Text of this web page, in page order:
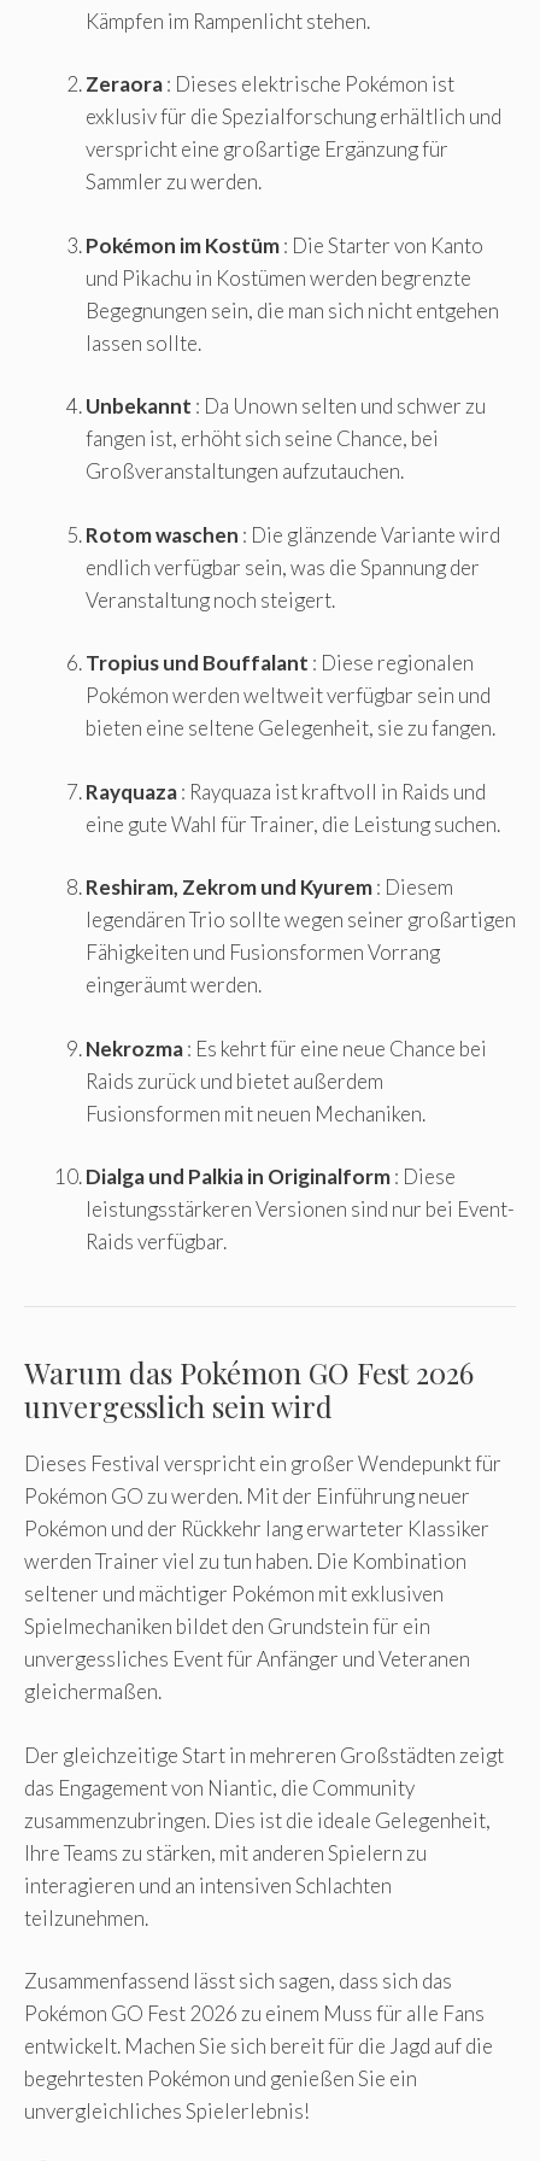
Kämpfen im Rampenlicht stehen.
Zeraora: Dieses elektrische Pokémon ist
exklusiv für die Spezialforschung erhältlich und
verspricht eine großartige Ergänzung für
Sammler zu werden.
Pokémon im Kostüm: Die Starter von Kanto
und Pikachu in Kostümen werden begrenzte
Begegnungen sein, die man sich nicht entgehen
lassen sollte.
Unbekannt : Da Unown selten und schwer zu
fangen ist, erhöht sich seine Chance, bei
Großveranstaltungen aufzutauchen.
Rotom waschen : Die glänzende Variante wird
endlich verfügbar sein, was die Spannung der
Veranstaltung noch steigert.
Tropius und Bouffalant : Diese regionalen
Pokémon werden weltweit verfügbar sein und
bieten eine seltene Gelegenheit, sie zu fangen.
Rayquaza: Rayquaza ist kraftvoll in Raids und
eine gute Wahl für Trainer, die Leistung suchen.
Reshiram, Zekrom und Kyurem: Diesem
legendären Trio sollte wegen seiner großartigen
Fähigkeiten und Fusionsformen Vorrang
eingeräumt werden.
Nekrozma: Es kehrt für eine neue Chance bei
Raids zurück und bietet außerdem
Fusionsformen mit neuen Mechaniken.
Dialga und Palkia in Originalform: Diese
leistungsstärkeren Versionen sind nur bei Event-
Raids verfügbar.
Warum das Pokémon GO Fest 2026
unvergesslich sein wird
Dieses Festival verspricht ein großer Wendepunkt für
Pokémon GO zu werden. Mit der Einführung neuer
Pokémon und der Rückkehr lang erwarteter Klassiker
werden Trainer viel zu tun haben. Die Kombination
seltener und mächtiger Pokémon mit exklusiven
Spielmechaniken bildet den Grundstein für ein
unvergessliches Event für Anfänger und Veteranen
gleichermaßen.
Der gleichzeitige Start in mehreren Großstädten zeigt
das Engagement von Niantic, die Community
zusammenzubringen. Dies ist die ideale Gelegenheit,
Ihre Teams zu stärken, mit anderen Spielern zu
interagieren und an intensiven Schlachten
teilzunehmen.
Zusammenfassend lässt sich sagen, dass sich das
Pokémon GO Fest 2026 zu einem Muss für alle Fans
entwickelt. Machen Sie sich bereit für die Jagd auf die
begehrtesten Pokémon und genießen Sie ein
unvergleichliches Spielerlebnis!